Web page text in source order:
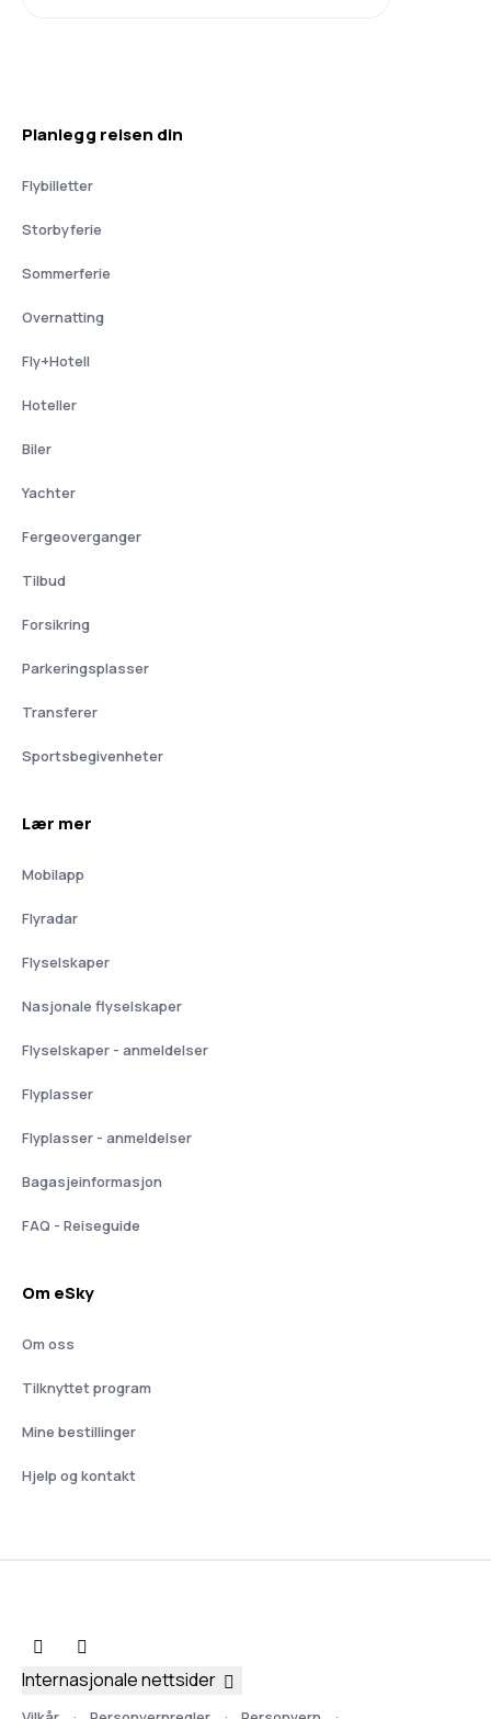
Planlegg reisen din
Flybilletter
Storbyferie
Sommerferie
Overnatting
Fly+Hotell
Hoteller
Biler
Yachter
Fergeoverganger
Tilbud
Forsikring
Parkeringsplasser
Transferer
Sportsbegivenheter
Lær mer
Mobilapp
Flyradar
Flyselskaper
Nasjonale flyselskaper
Flyselskaper - anmeldelser
Flyplasser
Flyplasser - anmeldelser
Bagasjeinformasjon
FAQ - Reiseguide
Om eSky
Om oss
Tilknyttet program
Mine bestillinger
Hjelp og kontakt
Internasjonale nettsider